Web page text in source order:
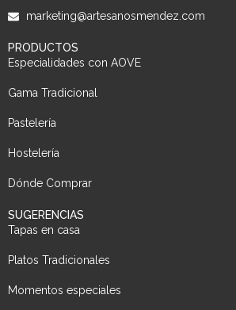
marketing@artesanosmendez.com
PRODUCTOS
Especialidades con AOVE
Gama Tradicional
Pastelería
Hostelería
Dónde Comprar
SUGERENCIAS
Tapas en casa
Platos Tradicionales
Momentos especiales